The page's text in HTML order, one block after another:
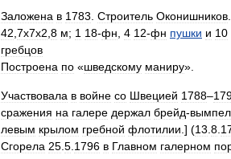
Заложена в 1783 Строитель Оконишников
42 7x7x2 8 м; 1 18-фн 4 12-фн пушки и 10
гребцов
Построена по «шведскому маниру».
Участвовала в войне со Швецией 1788–
сражения на галере держал брейд-вымпел
левым крылом гребной флотилии .] (13 8
Сгорела 25 5 1796 в Главном галерном